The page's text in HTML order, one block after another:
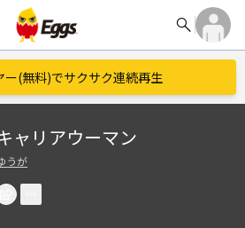
search
ー(無料)でサクサク連続再生
ャリアウーマン
うが